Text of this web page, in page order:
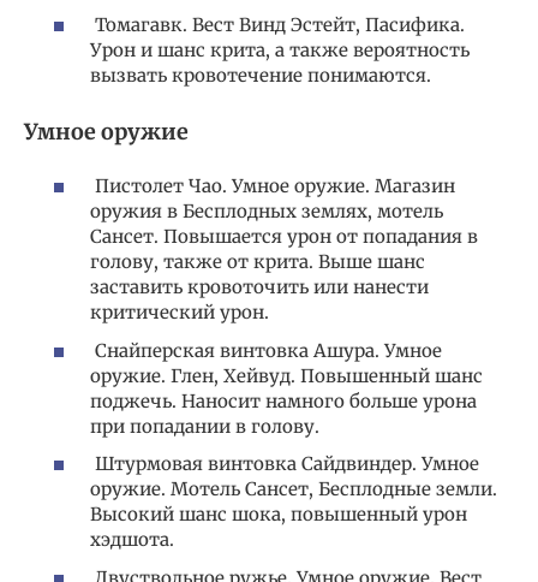
Томагавк. Вест Винд Эстейт, Пасифика.
Урон и шанс крита, а также вероятность
вызвать кровотечение понимаются.
Умное оружие
Пистолет Чао. Умное оружие. Магазин
оружия в Бесплодных землях, мотель
Сансет. Повышается урон от попадания в
голову, также от крита. Выше шанс
заставить кровоточить или нанести
критический урон.
Снайперская винтовка Ашура. Умное
оружие. Глен, Хейвуд. Повышенный шанс
поджечь. Наносит намного больше урона
при попадании в голову.
Штурмовая винтовка Сайдвиндер. Умное
оружие. Мотель Сансет, Бесплодные земли.
Высокий шанс шока, повышенный урон
хэдшота.
Двуствольное ружье. Умное оружие. Вест